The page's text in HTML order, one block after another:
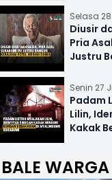
Selasa
Diusir
Pria
Justru
Senin 27
Padam
Lilin,
Kakak
BALE WARGA